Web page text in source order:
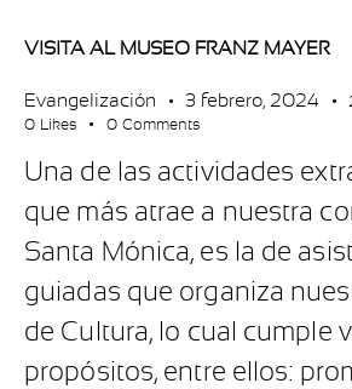
VISITA AL MUSEO FRANZ MAYER
Evangelización 3 febrero, 2024
0 Likes 0 Comments
Una de las actividades
que más atrae a nuestra
Santa Mónica, es la de
guiadas que organiza
de Cultura, lo cual cumple
propósitos, entre ellos: